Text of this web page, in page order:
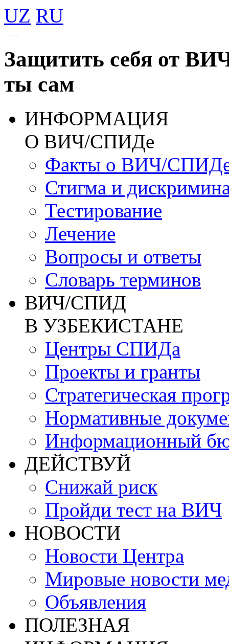
UZ RU
Защитить себя от
ты сам
ИНФОРМАЦИЯ
О ВИЧ/СПИДе
Факты о ВИЧ/
Стигма и
Тестирование
Лечение
Вопросы и ответы
Словарь терминов
ВИЧ/СПИД
В УЗБЕКИСТАНЕ
Центры СПИДа
Проекты и гранты
Стратегическая
Нормативные
Информационный
ДЕЙСТВУЙ
Снижай риск
Пройди тест на ВИЧ
НОВОСТИ
Новости Центра
Мировые новости
Объявления
ПОЛЕЗНАЯ